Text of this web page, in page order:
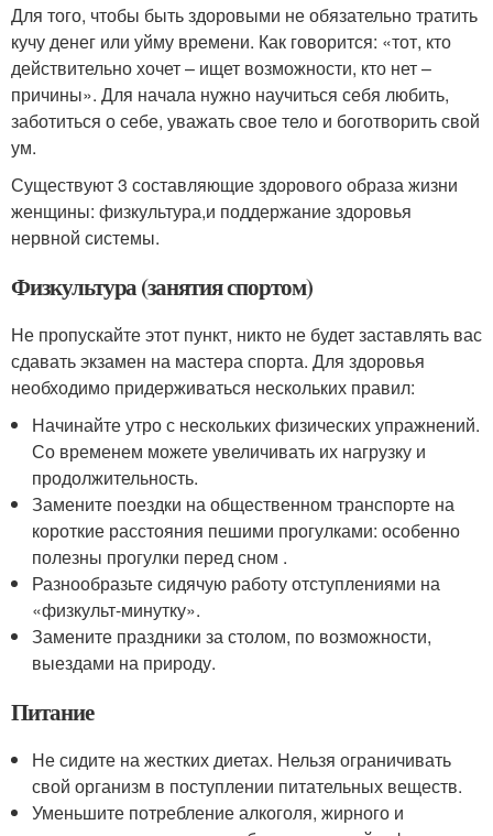
Для того, чтобы быть здоровыми не обязательно тратить
кучу денег или уйму времени. Как говорится: «тот, кто
действительно хочет – ищет возможности, кто нет –
причины». Для начала нужно научиться себя любить,
заботиться о себе, уважать свое тело и боготворить свой
ум.
Существуют 3 составляющие здорового образа жизни
женщины: физкультура,и поддержание здоровья
нервной системы.
Физкультура (занятия спортом)
Не пропускайте этот пункт, никто не будет заставлять вас
сдавать экзамен на мастера спорта. Для здоровья
необходимо придерживаться нескольких правил:
Начинайте утро с нескольких физических упражнений.
Со временем можете увеличивать их нагрузку и
продолжительность.
Замените поездки на общественном транспорте на
короткие расстояния пешими прогулками: особенно
полезны прогулки перед сном .
Разнообразьте сидячую работу отступлениями на
«физкульт-минутку».
Замените праздники за столом, по возможности,
выездами на природу.
Питание
Не сидите на жестких диетах. Нельзя ограничивать
свой организм в поступлении питательных веществ.
Уменьшите потребление алкоголя, жирного и